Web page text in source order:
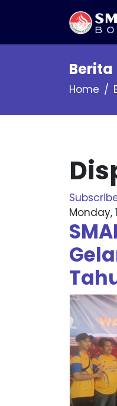
Berita
Home
Monday,